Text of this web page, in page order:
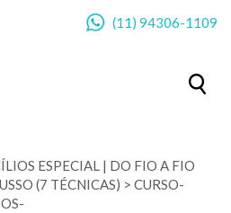
(11) 94306-1109
ESPECIAL | DO FIO A FIO
(7 TÉCNICAS) > CURSO-